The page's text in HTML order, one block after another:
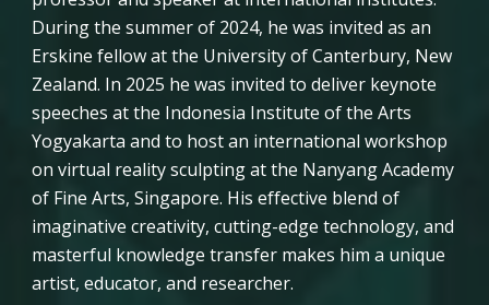
During the summer of 2024, he was invited as an
Erskine fellow at the University of Canterbury, New
Zealand. In 2025 he was invited to deliver keynote
speeches at the Indonesia Institute of the Arts
Yogyakarta and to host an international workshop
on virtual reality sculpting at the Nanyang Academy
of Fine Arts, Singapore. His effective blend of
imaginative creativity, cutting-edge technology, and
masterful knowledge transfer makes him a unique
artist, educator, and researcher.